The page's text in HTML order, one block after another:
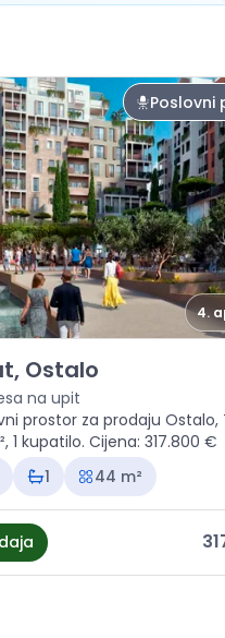
Poslovni
4.
- Poslovni prostor
Ostalo
na upit
prostor za prodaju Ostalo,
1 kupatilo. Cijena: 317.800 €
1 44 m²